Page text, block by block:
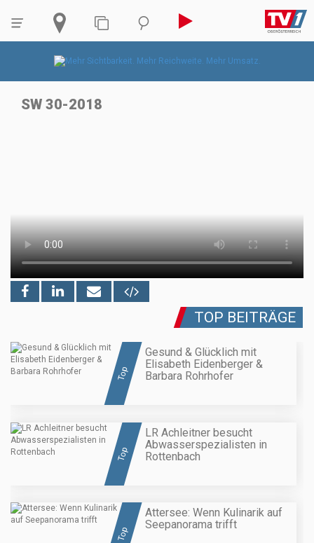
SW 30-2018
TOP BEITRÄGE
Top
Gesund & Glücklich mit
Elisabeth Eidenberger &
Barbara Rohrhofer
Top
LR Achleitner besucht
Abwasserspezialisten in
Rottenbach
Top
Attersee: Wenn Kulinarik auf
Seepanorama trifft